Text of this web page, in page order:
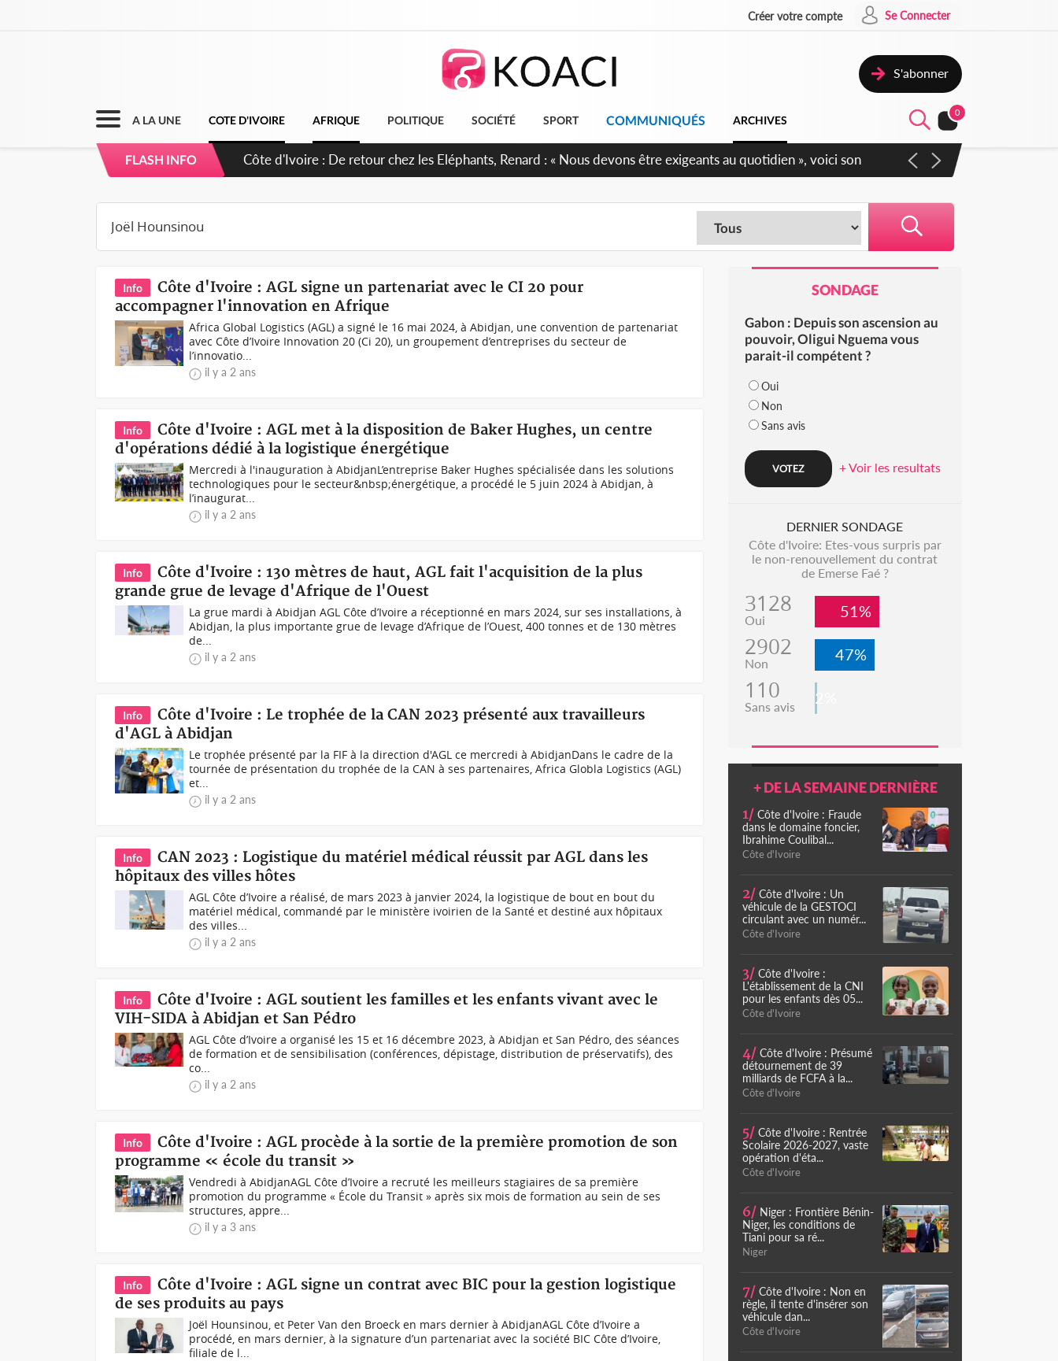
Créer votre compte Se Connecter
S'abonner
A LA UNE COTE D'IVOIRE AFRIQUE POLITIQUE SOCIÉTÉ SPORT COMMUNIQUÉS ARCHIVES
0
FLASH INFO
Côte d'Ivoire : 66e anniversaire de l'Indépendance, les Forces de Défense et de Sécurité affichent leur
Info
Côte d'Ivoire : AGL signe un partenariat avec le CI 20 pour
accompagner l'innovation en Afrique
Africa Global Logistics (AGL) a signé le 16 mai 2024, à Abidjan, une convention de partenariat
avec Côte d’Ivoire Innovation 20 (Ci 20), un groupement d’entreprises du secteur de
l’innovatio...
il y a 2 ans
Info
Côte d'Ivoire : AGL met à la disposition de Baker Hughes, un centre
d'opérations dédié à la logistique énergétique
Mercredi à l'inauguration à AbidjanL’entreprise Baker Hughes spécialisée dans les solutions
technologiques pour le secteur&nbsp;énergétique, a procédé le 5 juin 2024 à Abidjan, à
l’inaugurat...
il y a 2 ans
Info
Côte d'Ivoire : 130 mètres de haut, AGL fait l'acquisition de la plus
grande grue de levage d'Afrique de l'Ouest
La grue mardi à Abidjan AGL Côte d’Ivoire a réceptionné en mars 2024, sur ses installations, à
Abidjan, la plus importante grue de levage d’Afrique de l’Ouest, 400 tonnes et de 130 mètres
de...
il y a 2 ans
Info
Côte d'Ivoire : Le trophée de la CAN 2023 présenté aux travailleurs
d'AGL à Abidjan
Le trophée présenté par la FIF à la direction d'AGL ce mercredi à AbidjanDans le cadre de la
tournée de présentation du trophée de la CAN à ses partenaires, Africa Globla Logistics (AGL)
et...
il y a 2 ans
Info
CAN 2023 : Logistique du matériel médical réussit par AGL dans les
hôpitaux des villes hôtes
AGL Côte d’Ivoire a réalisé, de mars 2023 à janvier 2024, la logistique de bout en bout du
matériel médical, commandé par le ministère ivoirien de la Santé et destiné aux hôpitaux
des villes...
il y a 2 ans
Info
Côte d'Ivoire : AGL soutient les familles et les enfants vivant avec le
VIH-SIDA à Abidjan et San Pédro
AGL Côte d’Ivoire a organisé les 15 et 16 décembre 2023, à Abidjan et San Pédro, des séances
de formation et de sensibilisation (conférences, dépistage, distribution de préservatifs), des
co...
il y a 2 ans
Info
Côte d'Ivoire : AGL procède à la sortie de la première promotion de son
programme « école du transit »
Vendredi à AbidjanAGL Côte d’Ivoire a recruté les meilleurs stagiaires de sa première
promotion du programme « École du Transit » après six mois de formation au sein de ses
structures, appre...
il y a 3 ans
Info
Côte d'Ivoire : AGL signe un contrat avec BIC pour la gestion logistique
de ses produits au pays
Joël Hounsinou, et Peter Van den Broeck en mars dernier à AbidjanAGL Côte d’Ivoire a
procédé, en mars dernier, à la signature d’un partenariat avec la société BIC Côte d’Ivoire,
filiale de l...
SONDAGE
Gabon : Depuis son ascension au
pouvoir, Oligui Nguema vous
parait-il compétent ?
Oui
Non
Sans avis
+ Voir les resultats
DERNIER SONDAGE
Côte d'Ivoire: Etes-vous surpris par
le non-renouvellement du contrat
de Emerse Faé ?
3128
Oui 51%
2902
Non 47%
110
Sans avis 2%
+ DE LA SEMAINE DERNIÈRE
1/ Côte d'Ivoire : Fraude
dans le domaine foncier,
Ibrahime Coulibal...
Côte d'Ivoire
2/ Côte d'Ivoire : Un
véhicule de la GESTOCI
circulant avec un numér...
Côte d'Ivoire
3/ Côte d'Ivoire :
L'établissement de la CNI
pour les enfants dès 05...
Côte d'Ivoire
4/ Côte d'Ivoire : Présumé
détournement de 39
milliards de FCFA à la...
Côte d'Ivoire
5/ Côte d'Ivoire : Rentrée
Scolaire 2026-2027, vaste
opération d'éta...
Côte d'Ivoire
6/ Niger : Frontière Bénin-
Niger, les conditions de
Tiani pour sa ré...
Niger
7/ Côte d'Ivoire : Non en
règle, il tente d'insérer son
véhicule dan...
Côte d'Ivoire